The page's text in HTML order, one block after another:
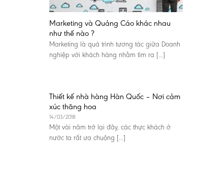
Marketing và Quảng Cáo khác nhau
như thế nào ?
Marketing là quá trình tương tác giữa Doanh
nghiệp với khách hàng nhằm tìm ra [...]
Thiết kế nhà hàng Hàn Quốc – Nơi cảm
xúc thăng hoa
14/03/2018
Một vài năm trở lại đây, các thực khách ở
nước ta rất ưa chuộng [...]